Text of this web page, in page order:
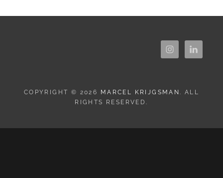
COPYRIGHT © 2026 MARCEL KRIJGSMAN. ALL
RIGHTS RESERVED.